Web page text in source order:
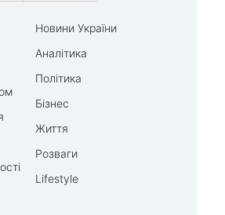
Новини України
Аналітика
Політика
Бізнес
Життя
Розваги
Lifestyle